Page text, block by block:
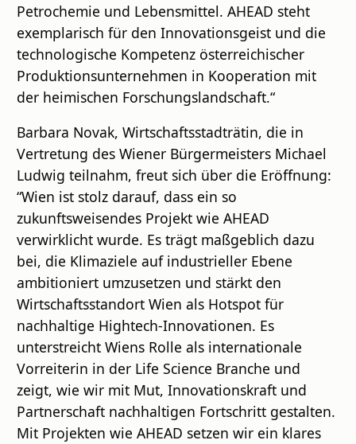
Petrochemie und Lebensmittel. AHEAD steht
exemplarisch für den Innovationsgeist und die
technologische Kompetenz österreichischer
Produktionsunternehmen in Kooperation mit
der heimischen Forschungslandschaft.“
Barbara Novak, Wirtschaftsstadträtin, die in
Vertretung des Wiener Bürgermeisters Michael
Ludwig teilnahm, freut sich über die Eröffnung:
“Wien ist stolz darauf, dass ein so
zukunftsweisendes Projekt wie AHEAD
verwirklicht wurde. Es trägt maßgeblich dazu
bei, die Klimaziele auf industrieller Ebene
ambitioniert umzusetzen und stärkt den
Wirtschaftsstandort Wien als Hotspot für
nachhaltige Hightech-Innovationen. Es
unterstreicht Wiens Rolle als internationale
Vorreiterin in der Life Science Branche und
zeigt, wie wir mit Mut, Innovationskraft und
Partnerschaft nachhaltigen Fortschritt gestalten.
Mit Projekten wie AHEAD setzen wir ein klares